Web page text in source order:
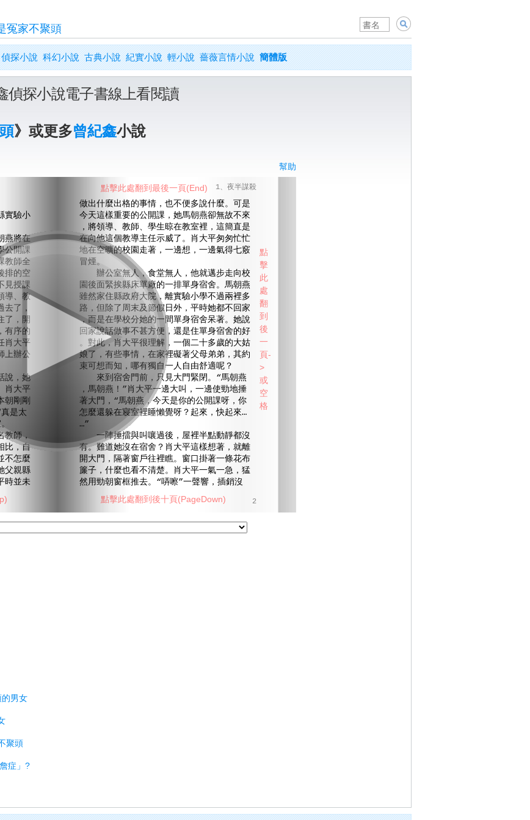
冤家不聚頭
偵探小說 科幻小說 古典小說 紀實小說 輕小說 薔薇言情小說 簡體版
偵探小說電子書線上看閱讀
》或更多曾紀鑫小說
幫助
1、夜半謀殺
實驗小
燕將在
公開課
教師全
排的空
見授課
導、教
了，
了，開
有序的
肖大平
上辦公
說，她
肖大平
朝剛剛
是太
師，
比，自
不怎麼
父親縣
時並未
做出什麼出格的事情，也不便多說什麼。可是
今天這樣重要的公開課，她馬朝燕卻無故不來
，將領導、教師、學生晾在教室裡，這簡直是
在向他這個教導主任示威了。肖大平匆匆忙忙
地在空曠的校園走著，一邊想，一邊氣得七竅
冒煙。
辦公室無人，食堂無人，他就邁步走向校
園後面緊挨縣床單廠的一排單身宿舍。馬朝燕
雖然家住縣政府大院，離實驗小學不過兩裡多
路，但除了周末及節假日外，平時她都不回家
，而是在學校分她的一間單身宿舍呆著。她說
回家說話做事不甚方便，還是住單身宿舍的好
。對此，肖大平很理解，一個二十多歲的大姑
娘了，有些事情，在家裡礙著父母弟弟，其約
束可想而知，哪有獨自一人自由舒適呢？
來到宿舍門前，只見大門緊閉。“馬朝燕
，馬朝燕！”肖大平一邊大叫，一邊使勁地捶
著大門，“馬朝燕，今天是你的公開課呀，你
怎麼還躲在寢室裡睡懶覺呀？起來，快起來…
…”
一陣捶擂與叫嚷過後，屋裡半點動靜都沒
有。難道她沒在宿舍？肖大平這樣想著，就離
開大門，隔著窗戶往裡瞧。窗口掛著一條花布
簾子，什麼也看不清楚。肖大平一氣一急，猛
然用勁朝窗框推去。“哢嚓”一聲響，插銷沒
2
點擊此處翻到最後一頁(End)
點擊此處翻到後十頁(PageDown)
點
擊
此
處
翻
到
後
一
頁-
>
或
空
格
男女
聚頭
症」?